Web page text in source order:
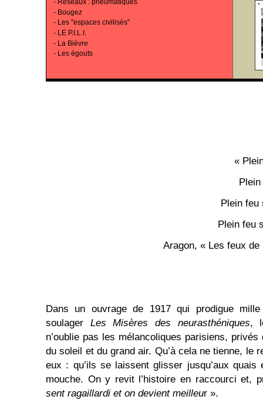
- Réseaux : pneumatiques
- Bougez
- Les "espaces civilisés"
- LE P.I.L.I.
- La Bièvre
- Les égouts
«
Plein feu
Plein feu
Aragon, « Les feux
Dans un ouvrage de 1917 qui prodigue
soulager Les Misères des neurasthéniques,
n’oublie pas les mélancoliques parisiens,
du soleil et du grand air. Qu’à cela ne tienne, le
eux : qu’ils se laissent glisser jusqu’aux
mouche. On y revit l’histoire en raccourci et,
sent ragaillardi et on devient meilleur ».